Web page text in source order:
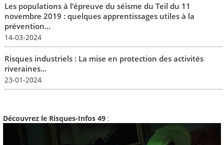
Les populations à l’épreuve du séisme du Teil du 11
novembre 2019 : quelques apprentissages utiles à la
prévention...
14-03-2024
Risques industriels : La mise en protection des activités
riveraines...
23-01-2024
Découvrez le Risques-Infos 49 :